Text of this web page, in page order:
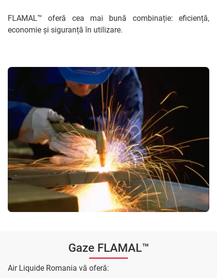
FLAMAL™ oferă cea mai bună combinație: eficiență,
economie și siguranță în utilizare.
Gaze FLAMAL™
Air Liquide Romania vă oferă: